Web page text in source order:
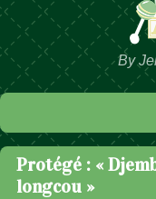
By
Passer au contenu
Protégé : «
longcou »